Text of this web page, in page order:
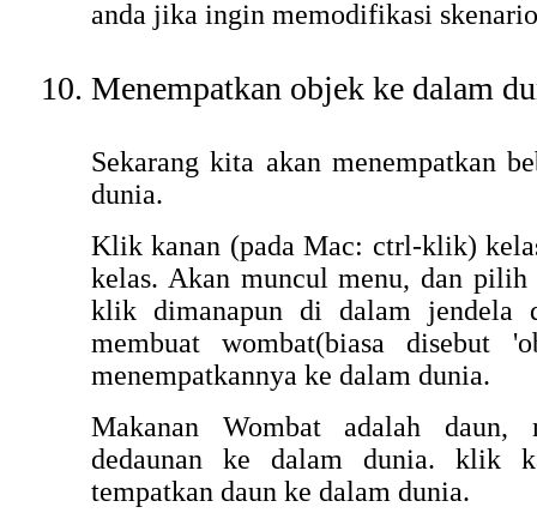
anda jika ingin memodifikasi
Menempatkan objek ke dalam
Sekarang kita akan menempatkan
dunia.
Klik kanan (pada Mac: ctrl-klik)
kelas. Akan muncul menu, dan pilih
klik dimanapun di dalam jendela
membuat wombat(biasa disebut
menempatkannya ke dalam dunia.
Makanan Wombat adalah daun,
dedaunan ke dalam dunia. klik
tempatkan daun ke dalam dunia.